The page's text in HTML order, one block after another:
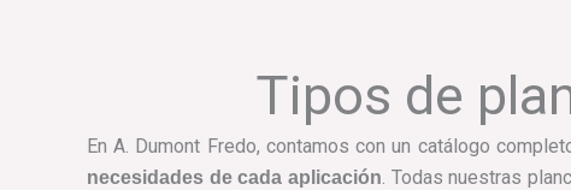
Tipos de
En A. Dumont Fredo, contamos con un catálogo
necesidades de cada aplicación. Todas nuestras